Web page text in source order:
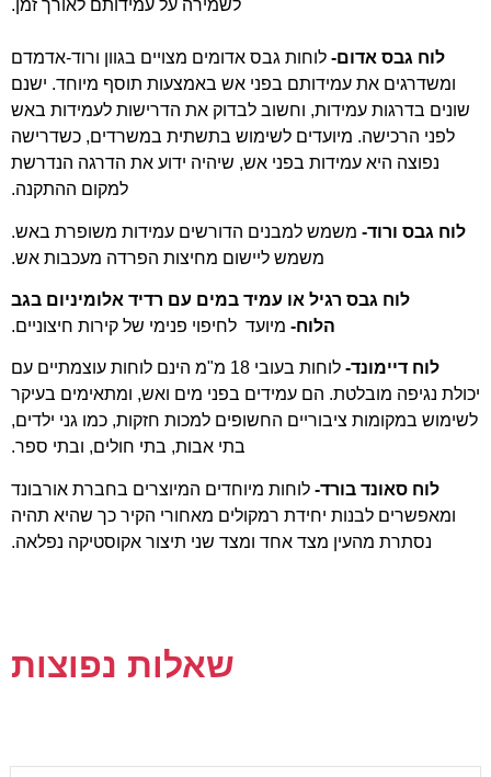
לשמירה על עמידותם לאורך זמן.
לוח גבס אדום- לוחות גבס אדומים מצויים בגוון ורוד-אדמדם
ומשדרגים את עמידותם בפני אש באמצעות תוסף מיוחד. ישנם
שונים בדרגות עמידות, וחשוב לבדוק את הדרישות לעמידות באש
לפני הרכישה. מיועדים לשימוש בתשתית במשרדים, כשדרישה
נפוצה היא עמידות בפני אש, שיהיה ידוע את הדרגה הנדרשת
למקום ההתקנה.
לוח גבס ורוד- משמש למבנים הדורשים עמידות משופרת באש.
משמש ליישום מחיצות הפרדה מעכבות אש.
לוח גבס רגיל או עמיד במים עם רדיד אלומיניום בגב
הלוח- מיועד לחיפוי פנימי של קירות חיצוניים.
לוח דיימונד-
לוחות בעובי 18 מ"מ הינם לוחות עוצמתיים עם
יכולת נגיפה מובלטת. הם עמידים בפני מים ואש, ומתאימים בעיקר
לשימוש במקומות ציבוריים החשופים למכות חזקות, כמו גני ילדים,
בתי אבות, בתי חולים, ובתי ספר.
לוח סאונד בורד- לוחות מיוחדים המיוצרים בחברת אורבונד
ומאפשרים לבנות יחידת רמקולים מאחורי הקיר כך שהיא תהיה
נסתרת מהעין מצד אחד ומצד שני תיצור אקוסטיקה נפלאה.
שאלות נפוצות